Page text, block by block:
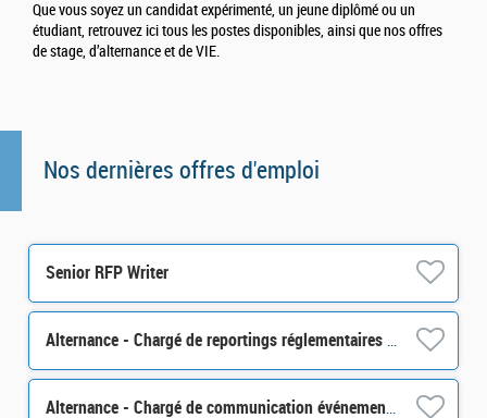
Que vous soyez un candidat expérimenté, un jeune diplômé ou un
étudiant, retrouvez ici tous les postes disponibles, ainsi que nos offres
de stage, d’alternance et de VIE.
Nos dernières offres d'emploi
Senior RFP Writer
Alternance - Chargé de reportings réglementaires - H/F
Alternance - Chargé de communication événementielle - H/F